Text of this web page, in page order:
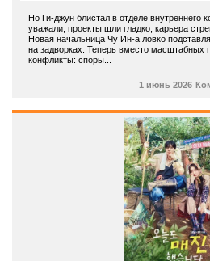
Но Ги-джун блистал в отделе внутреннего
уважали, проекты шли гладко, карьера
Новая начальница Чу Ин-а ловко
на задворках. Теперь вместо масштабных
конфликты: споры...
1 июнь 2026